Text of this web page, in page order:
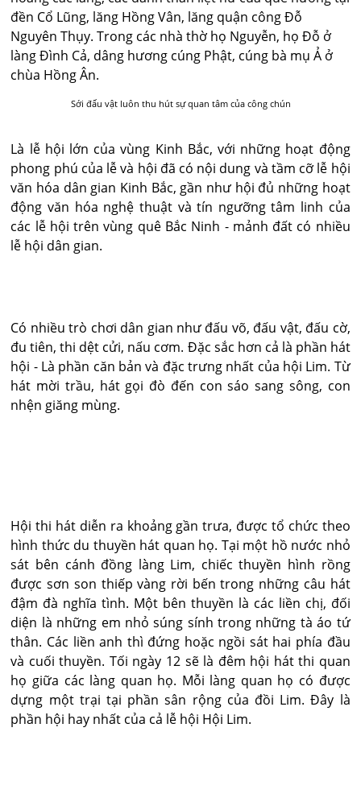
đền Cổ Lũng, lăng Hồng Vân, lăng quận công Đỗ
Nguyên Thụy. Trong các nhà thờ họ Nguyễn, họ Đỗ ở
làng Đình Cả, dâng hương cúng Phật, cúng bà mụ Ả ở
chùa Hồng Ân.
Sới đấu vật luôn thu hút sự quan tâm của công chún
Là lễ hội lớn của vùng Kinh Bắc, với những hoạt động
phong phú của lễ và hội đã có nội dung và tầm cỡ lễ hội
văn hóa dân gian Kinh Bắc, gần như hội đủ những hoạt
động văn hóa nghệ thuật và tín ngưỡng tâm linh của
các lễ hội trên vùng quê Bắc Ninh - mảnh đất có nhiều
lễ hội dân gian.
Có nhiều trò chơi dân gian như đấu võ, đấu vật, đấu cờ,
đu tiên, thi dệt cửi, nấu cơm. Đặc sắc hơn cả là phần hát
hội - Là phần căn bản và đặc trưng nhất của hội Lim. Từ
hát mời trầu, hát gọi đò đến con sáo sang sông, con
nhện giăng mùng.
Hội thi hát diễn ra khoảng gần trưa, được tổ chức theo
hình thức du thuyền hát quan họ. Tại một hồ nước nhỏ
sát bên cánh đồng làng Lim, chiếc thuyền hình rồng
được sơn son thiếp vàng rời bến trong những câu hát
đậm đà nghĩa tình. Một bên thuyền là các liền chị, đối
diện là những em nhỏ súng sính trong những tà áo tứ
thân. Các liền anh thì đứng hoặc ngồi sát hai phía đầu
và cuối thuyền. Tối ngày 12 sẽ là đêm hội hát thi quan
họ giữa các làng quan họ. Mỗi làng quan họ có được
dựng một trại tại phần sân rộng của đồi Lim. Đây là
phần hội hay nhất của cả lễ hội Hội Lim.